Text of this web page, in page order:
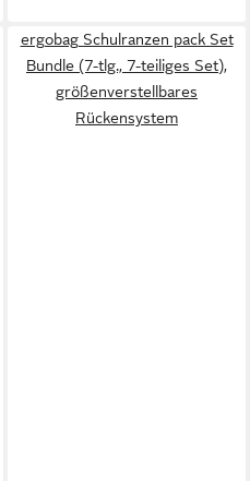
ergobag Schulranzen pack Set
Bundle (7-tlg., 7-teiliges Set),
größenverstellbares
Rückensystem